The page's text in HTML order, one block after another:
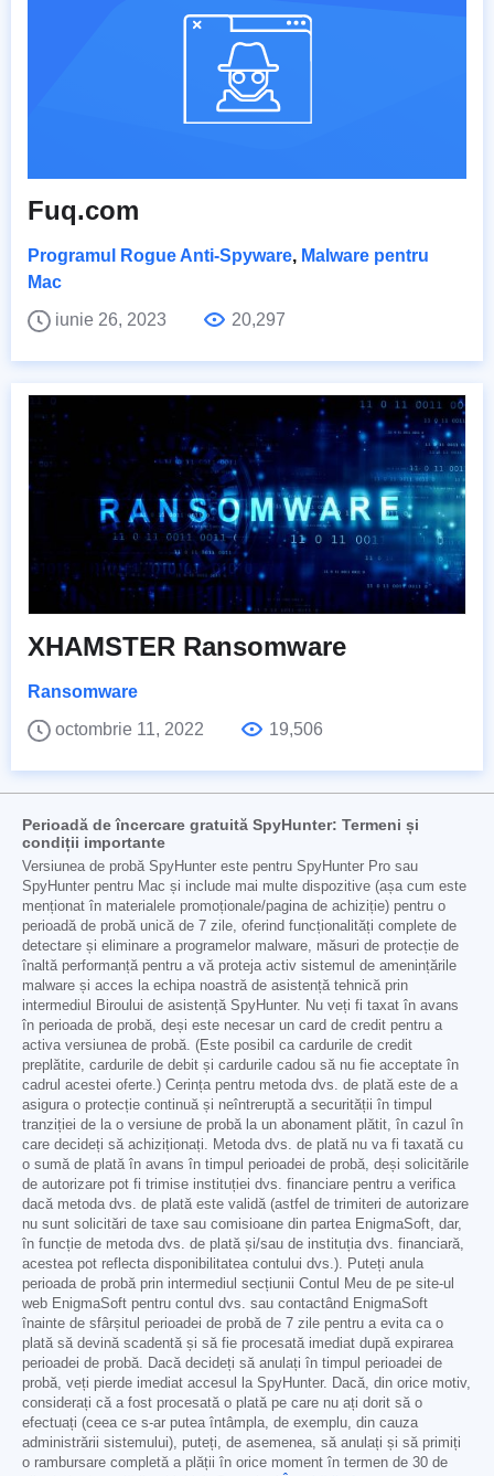
Fuq.com
Programul Rogue Anti-Spyware, Malware pentru
Mac
iunie 26, 2023
20,297
XHAMSTER Ransomware
Ransomware
octombrie 11, 2022
19,506
Perioadă de încercare gratuită SpyHunter: Termeni și
condiții importante
Versiunea de probă SpyHunter este pentru SpyHunter Pro sau
SpyHunter pentru Mac și include mai multe dispozitive (așa cum este
menționat în materialele promoționale/pagina de achiziție) pentru o
perioadă de probă unică de 7 zile, oferind funcționalități complete de
detectare și eliminare a programelor malware, măsuri de protecție de
înaltă performanță pentru a vă proteja activ sistemul de amenințările
malware și acces la echipa noastră de asistență tehnică prin
intermediul Biroului de asistență SpyHunter. Nu veți fi taxat în avans
în perioada de probă, deși este necesar un card de credit pentru a
activa versiunea de probă. (Este posibil ca cardurile de credit
preplătite, cardurile de debit și cardurile cadou să nu fie acceptate în
cadrul acestei oferte.) Cerința pentru metoda dvs. de plată este de a
asigura o protecție continuă și neîntreruptă a securității în timpul
tranziției de la o versiune de probă la un abonament plătit, în cazul în
care decideți să achiziționați. Metoda dvs. de plată nu va fi taxată cu
o sumă de plată în avans în timpul perioadei de probă, deși solicitările
de autorizare pot fi trimise instituției dvs. financiare pentru a verifica
dacă metoda dvs. de plată este validă (astfel de trimiteri de autorizare
nu sunt solicitări de taxe sau comisioane din partea EnigmaSoft, dar,
în funcție de metoda dvs. de plată și/sau de instituția dvs. financiară,
acestea pot reflecta disponibilitatea contului dvs.). Puteți anula
perioada de probă prin intermediul secțiunii Contul Meu de pe site-ul
web EnigmaSoft pentru contul dvs. sau contactând EnigmaSoft
înainte de sfârșitul perioadei de probă de 7 zile pentru a evita ca o
plată să devină scadentă și să fie procesată imediat după expirarea
perioadei de probă. Dacă decideți să anulați în timpul perioadei de
probă, veți pierde imediat accesul la SpyHunter. Dacă, din orice motiv,
considerați că a fost procesată o plată pe care nu ați dorit să o
efectuați (ceea ce s-ar putea întâmpla, de exemplu, din cauza
administrării sistemului), puteți, de asemenea, să anulați și să primiți
o rambursare completă a plății în orice moment în termen de 30 de